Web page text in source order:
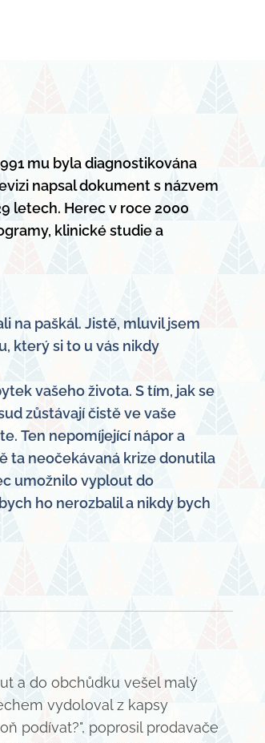
mu byla diagnostikována
napsal dokument s názvem
letech. Herec v roce 2000
klinické studie a
na paškál. Jistě, mluvil jsem
který si to u vás nikdy
vašeho života. S tím, jak se
zůstávají čistě ve vaše
Ten nepomíjející nápor a
ta neočekávaná krize donutila
umožnilo vyplout do
ho nerozbalil a nikdy bych
a do obchůdku vešel malý
vydoloval z kapsy
podívat?", poprosil prodavače